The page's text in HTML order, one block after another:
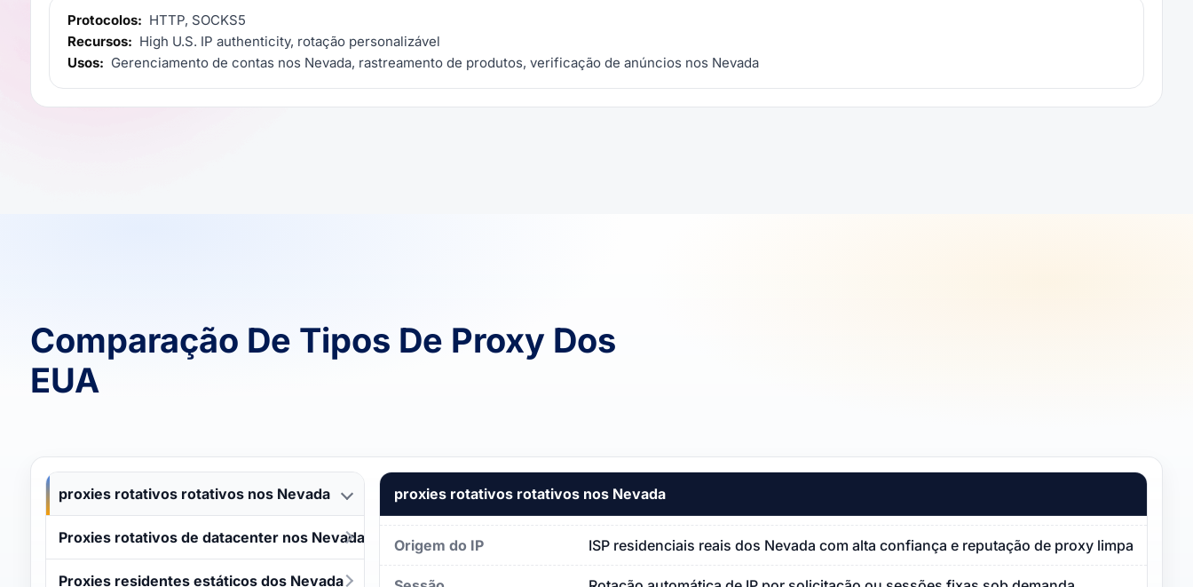
Protocolos: HTTP, SOCKS5
Recursos: High U.S. IP authenticity, rotação personalizável
Usos: Gerenciamento de contas nos Nevada, rastreamento de produtos, verificação de anúncios nos Nevada
Comparação De Tipos De Proxy Dos
EUA
proxies rotativos rotativos nos Nevada
Proxies rotativos de datacenter nos Nevada
Proxies residentes estáticos dos Nevada
proxies rotativos rotativos nos Nevada
Origem do IP ISP residenciais reais dos Nevada com alta confiança e reputação de proxy limpa